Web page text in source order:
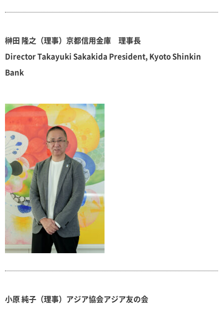
榊田 隆之（理事）京都信用金庫 理事長
Director Takayuki Sakakida President, Kyoto Shinkin
Bank
小原 純子（理事）アジア協会アジア友の会